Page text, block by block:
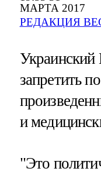
МАРТА 2017
РЕДАКЦИЯ
Украинский
запретить
и
"Это